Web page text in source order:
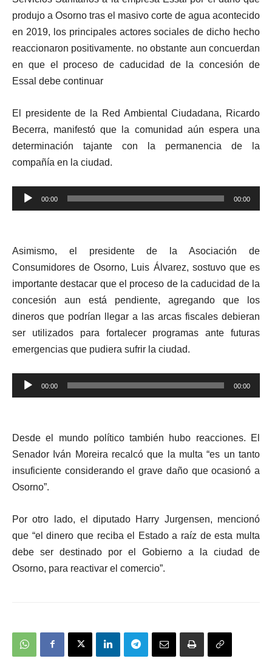
produjo a Osorno tras el masivo corte de agua acontecido
en 2019, los principales actores sociales de dicho hecho
reaccionaron positivamente. no obstante aun concuerdan
en que el proceso de caducidad de la concesión de
Essal debe continuar
El presidente de la Red Ambiental Ciudadana, Ricardo
Becerra, manifestó que la comunidad aún espera una
determinación tajante con la permanencia de la
compañía en la ciudad.
Reproductor
de
00:00 00:00
Asimismo, el presidente de la Asociación de
Consumidores de Osorno, Luis Álvarez, sostuvo que es
importante destacar que el proceso de la caducidad de la
concesión aun está pendiente, agregando que los
dineros que podrían llegar a las arcas fiscales debieran
ser utilizados para fortalecer programas ante futuras
emergencias que pudiera sufrir la ciudad.
Reproductor
de
00:00 00:00
Desde el mundo político también hubo reacciones. El
Senador Iván Moreira recalcó que la multa “es un tanto
insuficiente considerando el grave daño que ocasionó a
Osorno”.
Por otro lado, el diputado Harry Jurgensen, mencionó
que “el dinero que reciba el Estado a raíz de esta multa
debe ser destinado por el Gobierno a la ciudad de
Osorno, para reactivar el comercio”.